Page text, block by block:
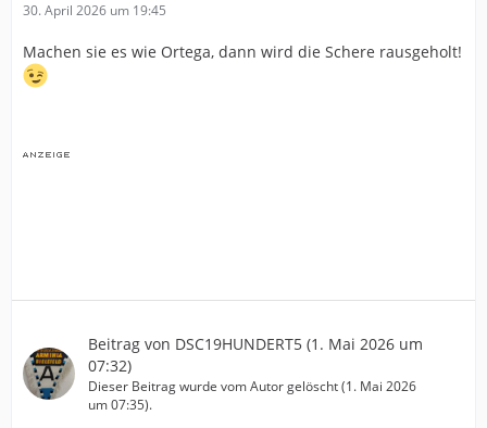
30. April 2026 um 19:45
Machen sie es wie Ortega, dann wird die Schere rausgeholt!
Beitrag von DSC19HUNDERT5 (1. Mai 2026 um
07:32)
Dieser Beitrag wurde vom Autor gelöscht (1. Mai 2026
um 07:35).